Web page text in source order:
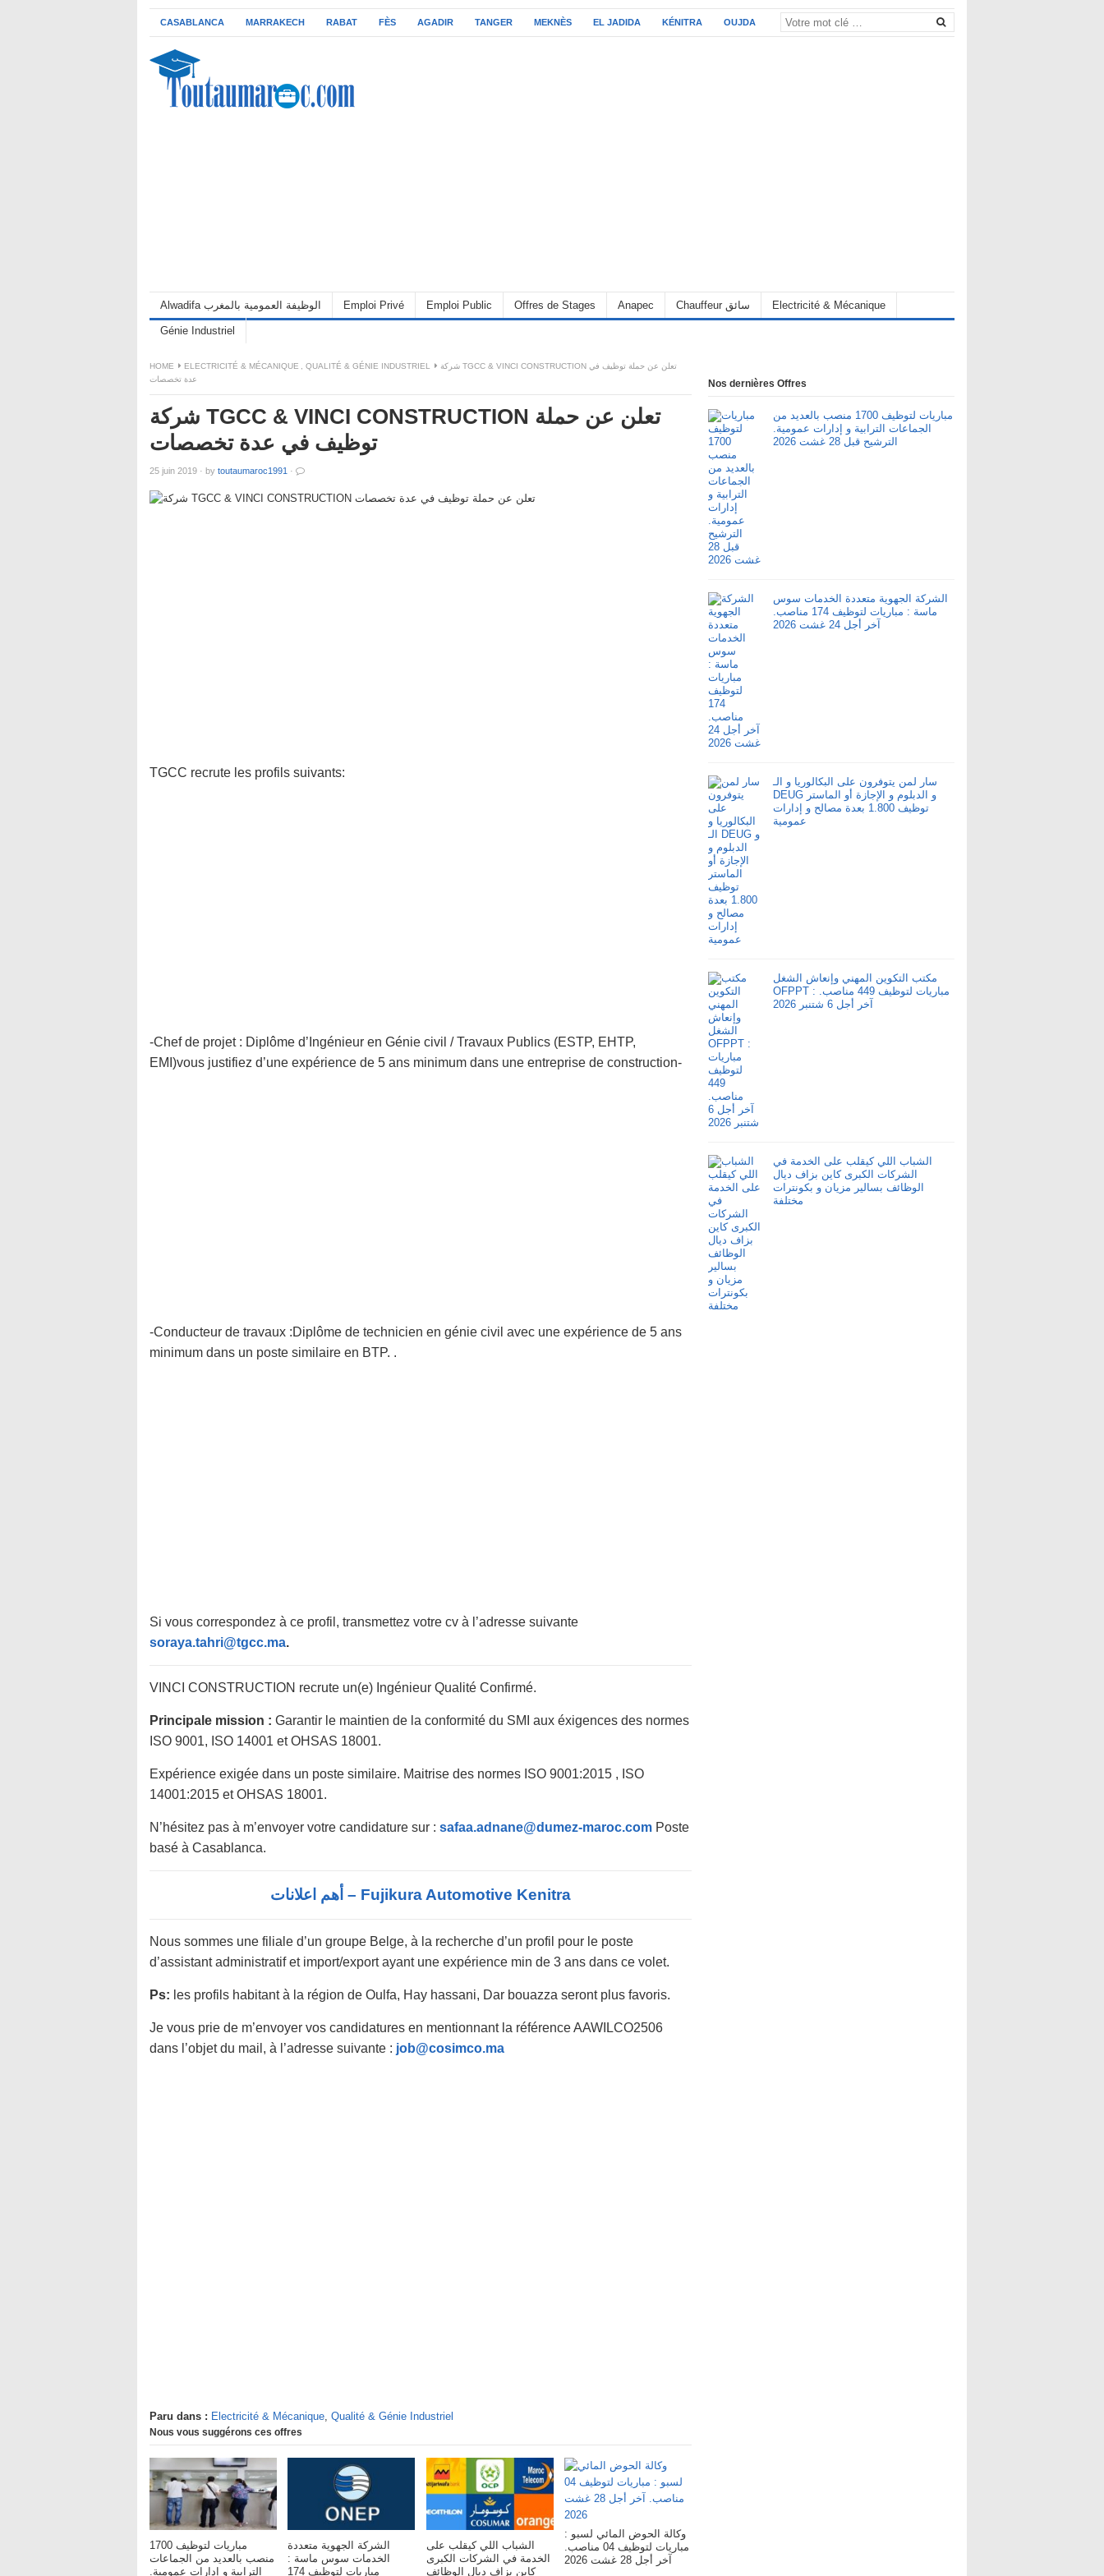
CASABLANCA MARRAKECH RABAT FÈS AGADIR TANGER MEKNÈS EL JADIDA KÉNITRA OUJDA
Alwadifa الوظيفة العمومية بالمغرب Emploi Privé Emploi Public Offres de Stages Anapec Chauffeur سائق Electricité & Mécanique
Génie Industriel
HOME ELECTRICITÉ & MÉCANIQUE QUALITÉ & GÉNIE INDUSTRIEL
شركة TGCC & VINCI CONSTRUCTION تعلن عن حملة توظيف في
عدة تخصصات
شركة TGCC & VINCI CONSTRUCTION تعلن عن حملة
توظيف في عدة تخصصات
25 juin 2019 · by toutaumaroc1991 ·
TGCC recrute les profils suivants:
-Chef de projet : Diplôme d’Ingénieur en Génie civil / Travaux Publics (ESTP, EHTP,
EMI)vous justifiez d’une expérience de 5 ans minimum dans une entreprise de construction-
-Conducteur de travaux :Diplôme de technicien en génie civil avec une expérience de 5 ans
minimum dans un poste similaire en BTP. .
Si vous correspondez à ce profil, transmettez votre cv à l’adresse suivante
soraya.tahri@tgcc.ma.
VINCI CONSTRUCTION recrute un(e) Ingénieur Qualité Confirmé.
Principale mission : Garantir le maintien de la conformité du SMI aux éxigences des normes
ISO 9001, ISO 14001 et OHSAS 18001.
Expérience exigée dans un poste similaire. Maitrise des normes ISO 9001:2015 , ISO
14001:2015 et OHSAS 18001.
N’hésitez pas à m’envoyer votre candidature sur : safaa.adnane@dumez-maroc.com Poste
basé à Casablanca.
Fujikura Automotive Kenitra – أهم اعلانات
Nous sommes une filiale d’un groupe Belge, à la recherche d’un profil pour le poste
d’assistant administratif et import/export ayant une expérience min de 3 ans dans ce volet.
Ps: les profils habitant à la région de Oulfa, Hay hassani, Dar bouazza seront plus favoris.
Je vous prie de m’envoyer vos candidatures en mentionnant la référence AAWILCO2506
dans l’objet du mail, à l’adresse suivante : job@cosimco.ma
Paru dans : Electricité & Mécanique, Qualité & Génie Industriel
Nous vous suggérons ces offres
مباريات لتوظيف 1700
منصب بالعديد من الجماعات
الترابية و إدارات عمومية.
الشركة الجهوية متعددة
الخدمات سوس ماسة :
مباريات لتوظيف 174
الشباب اللي كيقلب على
الخدمة في الشركات الكبرى
كاين بزاف ديال الوظائف
وكالة الحوض المائي لسبو :
مباريات لتوظيف 04 مناصب.
آخر أجل 28 غشت 2026
Nos dernières Offres
مباريات لتوظيف 1700 منصب بالعديد من
الجماعات الترابية و إدارات عمومية.
الترشيح قبل 28 غشت 2026
الشركة الجهوية متعددة الخدمات سوس
ماسة : مباريات لتوظيف 174 مناصب.
آخر أجل 24 غشت 2026
سار لمن يتوفرون على البكالوريا و الـ
DEUG و الدبلوم و الإجازة أو الماستر
توظيف 1.800 بعدة مصالح و إدارات
عمومية
مكتب التكوين المهني وإنعاش الشغل
OFPPT : مباريات لتوظيف 449 مناصب.
آخر أجل 6 شتنبر 2026
الشباب اللي كيقلب على الخدمة في
الشركات الكبرى كاين بزاف ديال
الوظائف بسالير مزيان و بكونترات
مختلفة